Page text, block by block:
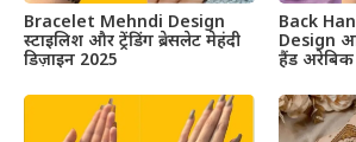
Bracelet Mehndi Design
स्टाइलिश और ट्रेंडिंग ब्रेसलेट मेहंदी
डिज़ाइन 2025
Back
Design
हैंड अरेबिक